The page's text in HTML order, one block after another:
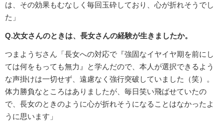
は、その効果もむなしく毎回玉砕しており、心が折れそうでし
た」
Q.次女さんのときは、長女さんの経験が生きましたか。
つまようぢさん「長女への対応で『強固なイヤイヤ期を前にし
ては何をもっても無力』と学んだので、本人が選択できるよう
な声掛けは一切せず、遠慮なく強行突破していました（笑）。
体力勝負なところはありましたが、毎日笑い飛ばせていたの
で、長女のときのように心が折れそうになることはなかったよ
うに思います」